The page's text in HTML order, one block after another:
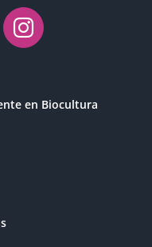
en Biocultura